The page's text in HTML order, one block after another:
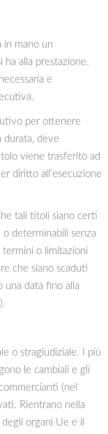
in mano un
alla prestazione.
e
per ottenere
durata, deve
viene trasferito ad
diritto all’esecuzione
tali titoli siano certi
determinabili senza
o limitazioni
che siano scaduti
una data fino alla
o stragiudiziale. I più
le cambiali e gli
(nel
Rientrano nella
organi Ue e il